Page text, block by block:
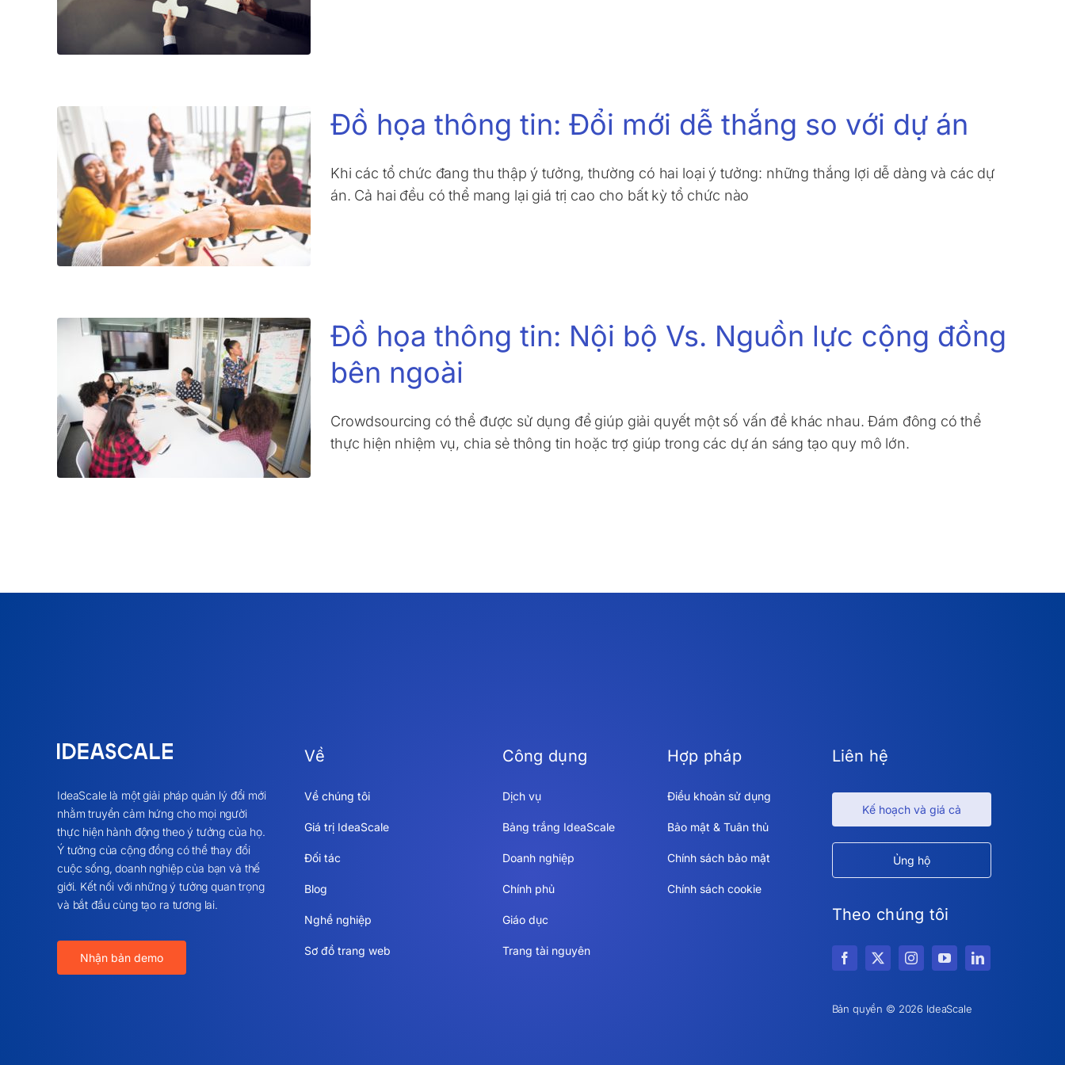
Đồ họa thông tin: Đổi mới dễ thắng so với dự án
Khi các tổ chức đang thu thập ý tưởng, thường có hai loại ý tưởng: những thắng lợi dễ dàng và các dự
án. Cả hai đều có thể mang lại giá trị cao cho bất kỳ tổ chức nào
Đồ họa thông tin: Nội bộ Vs. Nguồn lực cộng đồng
bên ngoài
Crowdsourcing có thể được sử dụng để giúp giải quyết một số vấn đề khác nhau. Đám đông có thể
thực hiện nhiệm vụ, chia sẻ thông tin hoặc trợ giúp trong các dự án sáng tạo quy mô lớn.
IdeaScale là một giải pháp quản lý đổi mới
nhằm truyền cảm hứng cho mọi người
thực hiện hành động theo ý tưởng của họ.
Ý tưởng của cộng đồng có thể thay đổi
cuộc sống, doanh nghiệp của bạn và thế
giới. Kết nối với những ý tưởng quan trọng
và bắt đầu cùng tạo ra tương lai.
Nhận bản demo
Về
Về chúng tôi
Giá trị IdeaScale
Đối tác
Blog
Nghề nghiệp
Sơ đồ trang web
Công dụng
Dịch vụ
Bảng trắng IdeaScale
Doanh nghiệp
Chính phủ
Giáo dục
Trang tài nguyên
Hợp pháp
Điều khoản sử dụng
Bảo mật & Tuân thủ
Chính sách bảo mật
Chính sách cookie
Liên hệ
Kế hoạch và giá cả
Ủng hộ
Theo chúng tôi
Bản quyền © 2026 IdeaScale